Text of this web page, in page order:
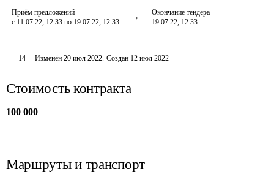
Приём предложений
с 11.07.22, 12:33 по 19.07.22, 12:33
Окончание тендера
19.07.22, 12:33
14 Изменён20 июл 2022. Создан 12 июл 2022
Стоимость контракта
100 000
Маршруты и транспорт